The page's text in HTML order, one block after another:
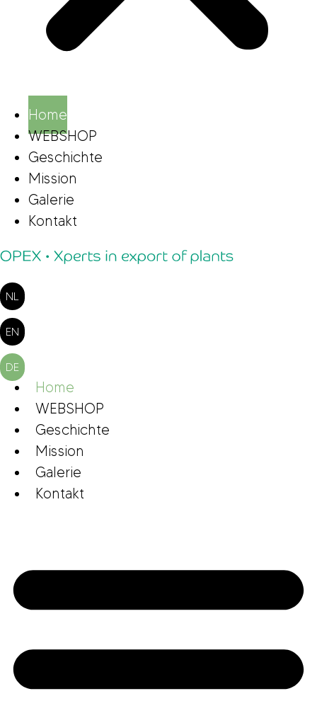
Home
WEBSHOP
Geschichte
Mission
Galerie
Kontakt
NL
EN
DE
Home
WEBSHOP
Geschichte
Mission
Galerie
Kontakt